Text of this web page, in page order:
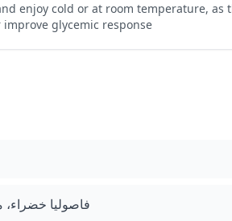
enjoy cold or at room temperature, as
glycemic response
فاصوليا خضراء،